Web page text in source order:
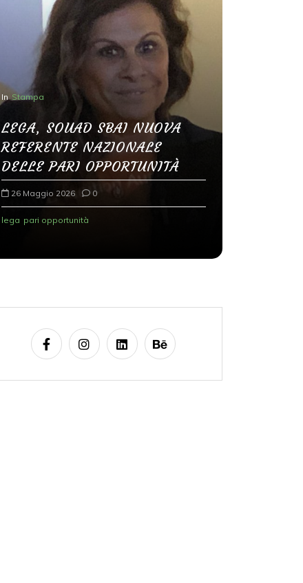
In Stampa
LEGA, SOUAD SBAI NUOVA
REFERENTE NAZIONALE
DELLE PARI OPPORTUNITÀ
26 Maggio 2026 0
lega pari opportunità